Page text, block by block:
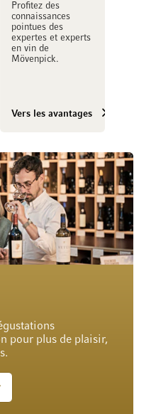
Vins
Profitez des
connaissances
pointues des
expertes et experts
en vin de
Mövenpick.
Vers les avantages
pour plus de plaisir,